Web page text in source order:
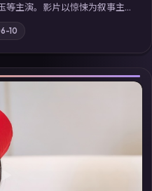
等主演。影片以惊悚为叙事主
业链；摄影与配乐强化地域气
清电视剧在线看」延展检索
剧体验。
10